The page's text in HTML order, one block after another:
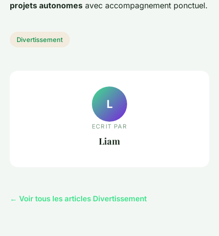
projets autonomes avec accompagnement ponctuel.
Divertissement
L
ECRIT PAR
Liam
← Voir tous les articles Divertissement